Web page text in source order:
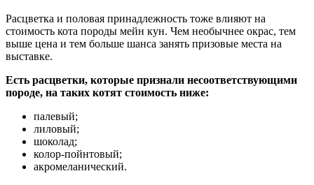
Расцветка и половая принадлежность тоже влияют на
стоимость кота породы мейн кун. Чем необычнее окрас, тем
выше цена и тем больше шанса занять призовые места на
выставке.
Есть расцветки, которые признали несоответствующими
породе, на таких котят стоимость ниже:
палевый;
лиловый;
шоколад;
колор-пойнтовый;
акромеланический.